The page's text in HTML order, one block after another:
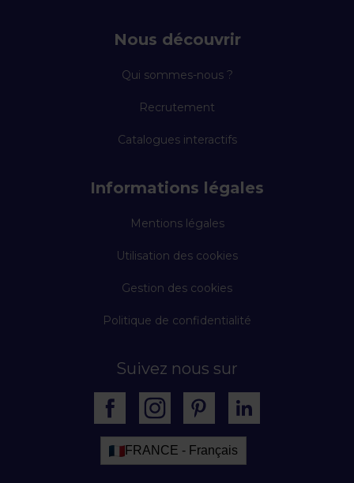
Nous découvrir
Qui sommes-nous ?
Recrutement
Catalogues interactifs
Informations légales
Mentions légales
Utilisation des cookies
Gestion des cookies
Politique de confidentialité
Suivez nous sur
FRANCE - Français